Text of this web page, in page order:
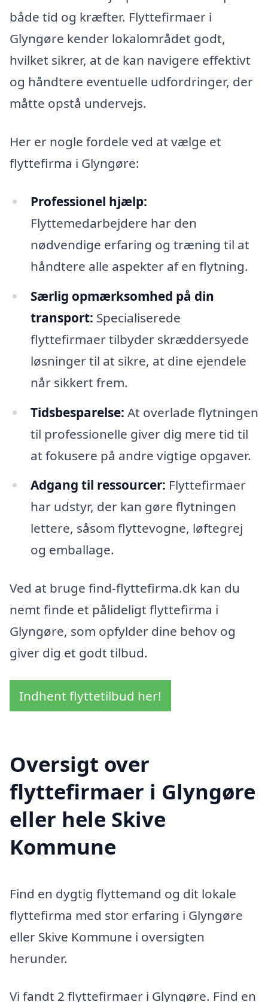
både tid og kræfter. Flyttefirmaer i
Glyngøre kender lokalområdet godt,
hvilket sikrer, at de kan navigere effektivt
og håndtere eventuelle udfordringer, der
måtte opstå undervejs.
Her er nogle fordele ved at vælge et
flyttefirma i Glyngøre:
Professionel hjælp:
Flyttemedarbejdere har den
nødvendige erfaring og træning til at
håndtere alle aspekter af en flytning.
Særlig opmærksomhed på din
transport: Specialiserede
flyttefirmaer tilbyder skræddersyede
løsninger til at sikre, at dine ejendele
når sikkert frem.
Tidsbesparelse: At overlade flytningen
til professionelle giver dig mere tid til
at fokusere på andre vigtige opgaver.
Adgang til ressourcer: Flyttefirmaer
har udstyr, der kan gøre flytningen
lettere, såsom flyttevogne, løftegrej
og emballage.
Ved at bruge find-flyttefirma.dk kan du
nemt finde et pålideligt flyttefirma i
Glyngøre, som opfylder dine behov og
giver dig et godt tilbud.
Indhent flyttetilbud her!
Oversigt over
flyttefirmaer i Glyngøre
eller hele Skive
Kommune
Find en dygtig flyttemand og dit lokale
flyttefirma med stor erfaring i Glyngøre
eller Skive Kommune i oversigten
herunder.
Vi fandt 2 flyttefirmaer i Glyngøre. Find en